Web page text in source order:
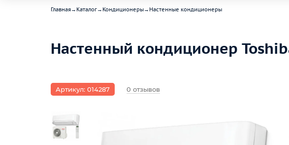
Главная→ Каталог→ Кондиционеры→ Настенные кондиционеры
Настенный кондиционер
Артикул: 014287 0 отзывов